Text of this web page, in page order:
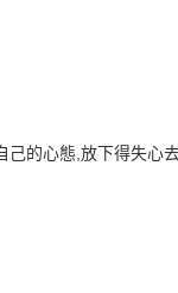
己的心態,放下得失心